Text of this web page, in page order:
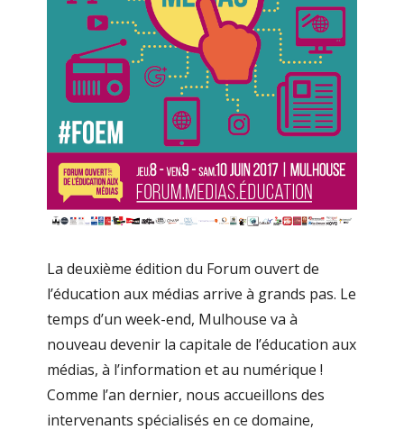
La deuxième édition du Forum ouvert de
l’éducation aux médias arrive à grands pas. Le
temps d’un week-end, Mulhouse va à
nouveau devenir la capitale de l’éducation aux
médias, à l’information et au numérique !
Comme l’an dernier, nous accueillons des
intervenants spécialisés en ce domaine,